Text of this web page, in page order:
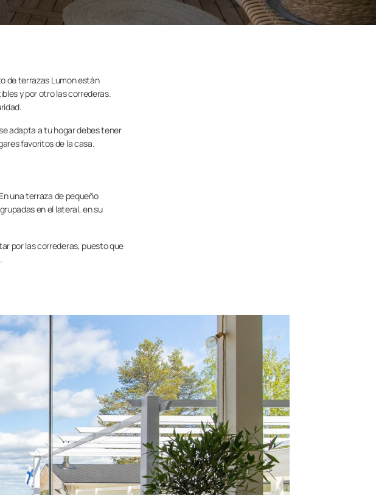
de terrazas Lumon están
y por otro las correderas.
adapta a tu hogar debes tener
favoritos de la casa.
una terraza de pequeño
en el lateral, en su
por las correderas, puesto que